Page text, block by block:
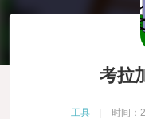
考拉
工具 时间：